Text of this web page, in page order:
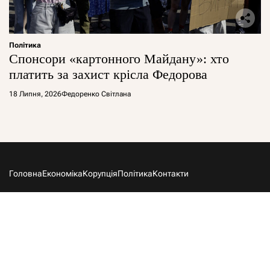
Політика
Спонсори «картонного Майдану»: хто
платить за захист крісла Федорова
18 Липня, 2026Федоренко Світлана
ГоловнаЕкономікаКорупціяПолітикаКонтакти